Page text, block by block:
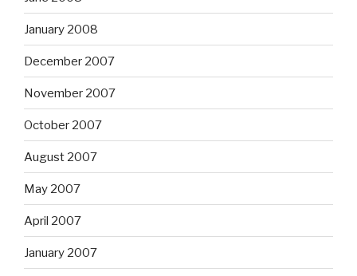
January 2008
December 2007
November 2007
October 2007
August 2007
May 2007
April 2007
January 2007